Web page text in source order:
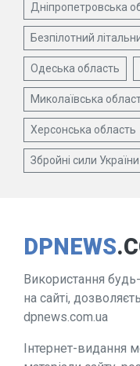
Дніпропетровська
Безпілотний
Одеська область
Миколаївська
Херсонська область
Збройні сили України
DPNEWS
Використання
на сайті,
dpnews.com.ua
Інтернет-видання